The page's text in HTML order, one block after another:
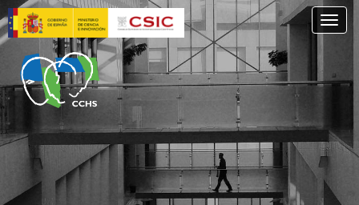
Skip
to
main
content